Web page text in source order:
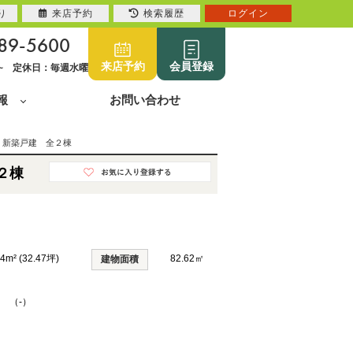
5600
定休日：毎週水曜 来店予約 会員登録
お問い合わせ
新築戸建 全２棟
棟
(32.47坪) 建物面積 82.62㎡
（-）
来店予約 検索履歴 ログイン